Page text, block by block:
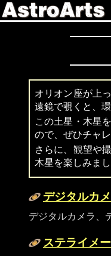
オリオン座が上
遠鏡で覗くと、
この土星・木星
ので、ぜひチャ
さらに、観望や
木星を楽しみまし
デジタルカ
デジタルカメラ、
ステライメ